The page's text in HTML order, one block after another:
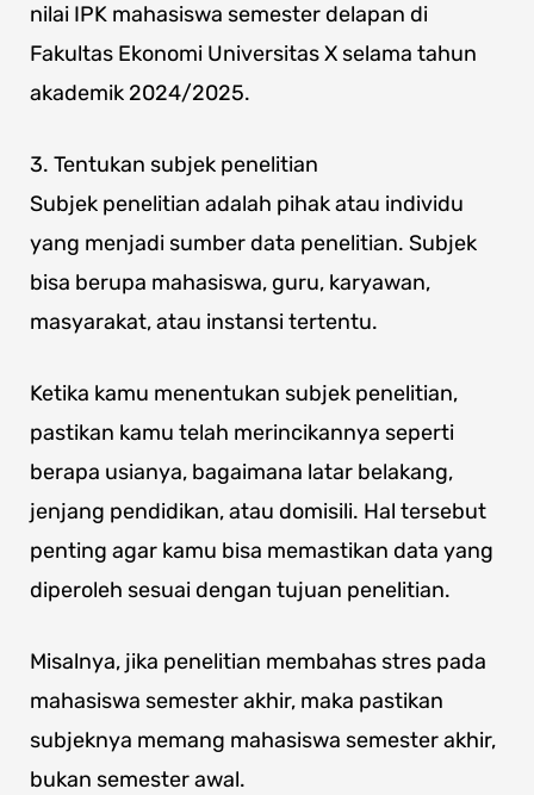
nilai IPK mahasiswa semester delapan di
Fakultas Ekonomi Universitas X selama tahun
akademik 2024/2025.
3. Tentukan subjek penelitian
Subjek penelitian adalah pihak atau individu
yang menjadi sumber data penelitian. Subjek
bisa berupa mahasiswa, guru, karyawan,
masyarakat, atau instansi tertentu.
Ketika kamu menentukan subjek penelitian,
pastikan kamu telah merincikannya seperti
berapa usianya, bagaimana latar belakang,
jenjang pendidikan, atau domisili. Hal tersebut
penting agar kamu bisa memastikan data yang
diperoleh sesuai dengan tujuan penelitian.
Misalnya, jika penelitian membahas stres pada
mahasiswa semester akhir, maka pastikan
subjeknya memang mahasiswa semester akhir,
bukan semester awal.